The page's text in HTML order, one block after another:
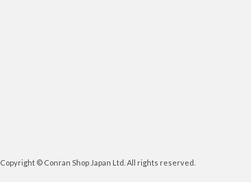
Copyright © Conran Shop Japan Ltd. All rights reserved.